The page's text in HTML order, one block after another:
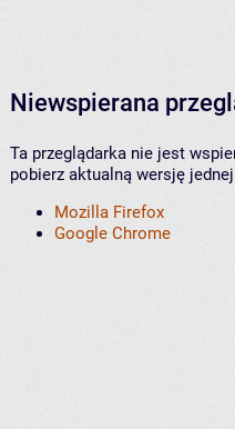
Niewspierana
Ta przeglądarka nie jest
pobierz aktualną wersję
Mozilla Firefox
Google Chrome